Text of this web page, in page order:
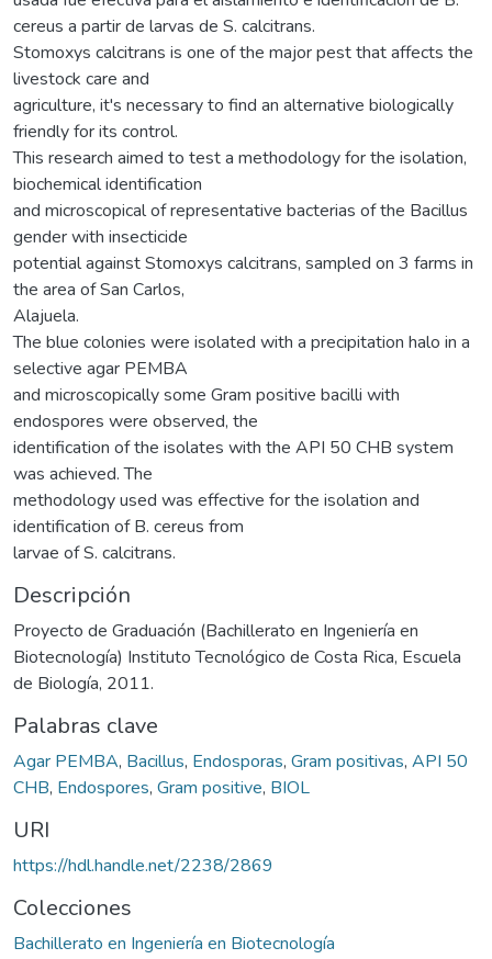
cereus a partir de larvas de S. calcitrans.
Stomoxys calcitrans is one of the major pest that affects the
livestock care and
agriculture, it's necessary to find an alternative biologically
friendly for its control.
This research aimed to test a methodology for the isolation,
biochemical identification
and microscopical of representative bacterias of the Bacillus
gender with insecticide
potential against Stomoxys calcitrans, sampled on 3 farms in
the area of San Carlos,
Alajuela.
The blue colonies were isolated with a precipitation halo in a
selective agar PEMBA
and microscopically some Gram positive bacilli with
endospores were observed, the
identification of the isolates with the API 50 CHB system
was achieved. The
methodology used was effective for the isolation and
identification of B. cereus from
larvae of S. calcitrans.
Descripción
Proyecto de Graduación (Bachillerato en Ingeniería en
Biotecnología) Instituto Tecnológico de Costa Rica, Escuela
de Biología, 2011.
Palabras clave
Agar PEMBA, Bacillus, Endosporas, Gram positivas, API 50
CHB, Endospores, Gram positive, BIOL
URI
https://hdl.handle.net/2238/2869
Colecciones
Bachillerato en Ingeniería en Biotecnología